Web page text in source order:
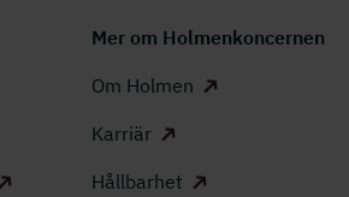
Mer om Holmenkoncernen
Om Holmen
Karriär
Hållbarhet